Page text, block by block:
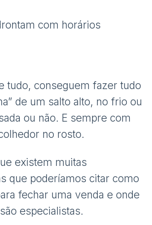
com horários
tudo, conseguem fazer tudo
de um salto alto, no frio ou
ou não. E sempre com
no rosto.
existem muitas
que poderíamos citar como
fechar uma venda e onde
especialistas.